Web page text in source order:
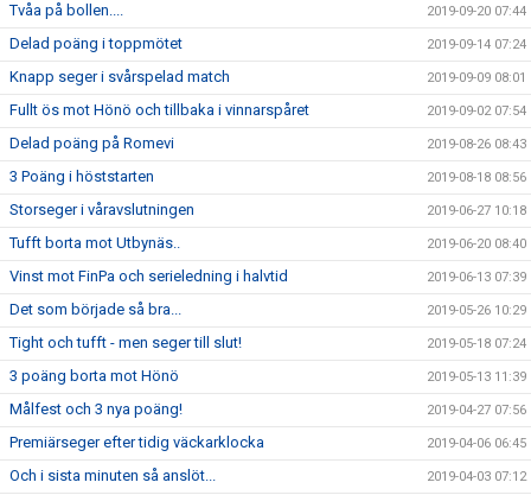
Tvåa på bollen.... 2019-09-20 07:44
Delad poäng i toppmötet 2019-09-14 07:24
Knapp seger i svårspelad match 2019-09-09 08:01
Fullt ös mot Hönö och tillbaka i vinnarspåret 2019-09-02 07:54
Delad poäng på Romevi 2019-08-26 08:43
3 Poäng i höststarten 2019-08-18 08:56
Storseger i våravslutningen 2019-06-27 10:18
Tufft borta mot Utbynäs.. 2019-06-20 08:40
Vinst mot FinPa och serieledning i halvtid 2019-06-13 07:39
Det som började så bra... 2019-05-26 10:29
Tight och tufft - men seger till slut! 2019-05-18 07:24
3 poäng borta mot Hönö 2019-05-13 11:39
Målfest och 3 nya poäng! 2019-04-27 07:56
Premiärseger efter tidig väckarklocka 2019-04-06 06:45
Och i sista minuten så anslöt... 2019-04-03 07:12